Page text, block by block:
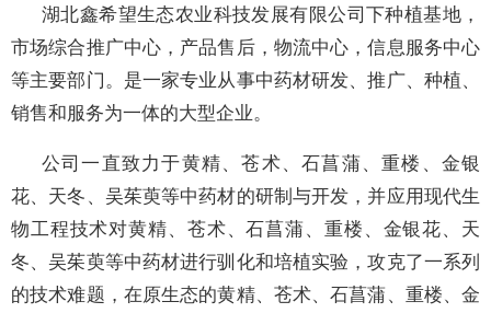
湖北鑫希望生态农业科技发展有限公司下种植基地，
市场综合推广中心，产品售后，物流中心，信息服务中心
等主要部门。是一家专业从事中药材研发、推广、种植、
销售和服务为一体的大型企业。
公司一直致力于黄精、苍术、石菖蒲、重楼、金银
花、天冬、吴茱萸等中药材的研制与开发，并应用现代生
物工程技术对黄精、苍术、石菖蒲、重楼、金银花、天
冬、吴茱萸等中药材进行驯化和培植实验，攻克了一系列
的技术难题，在原生态的黄精、苍术、石菖蒲、重楼、金